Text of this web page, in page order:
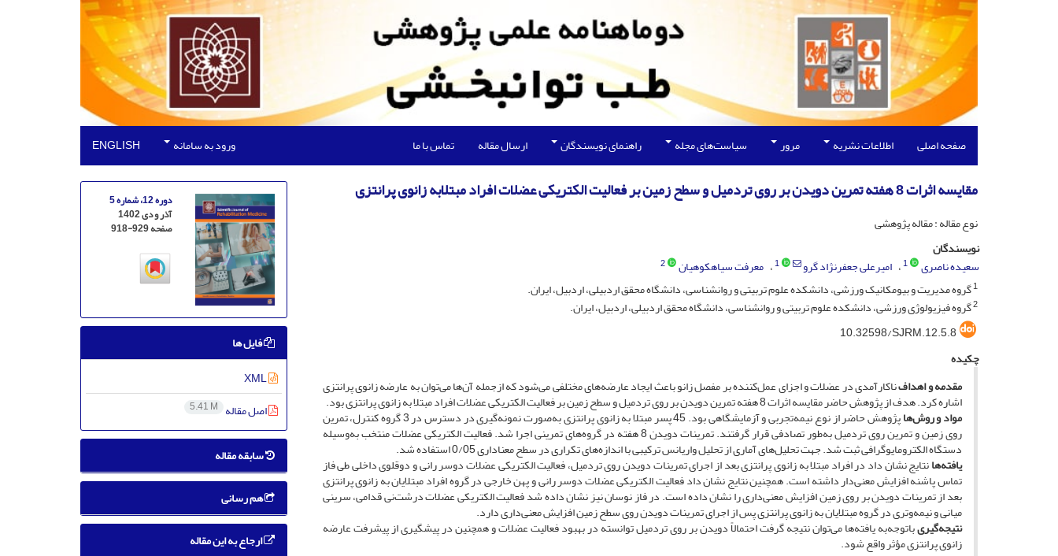
صفحه اصلی اطلاعات نشریه مرور سیاست‌های مجله راهنمای نویسندگان ارسال مقاله تماس با ما ورود به سامانه ENGLISH
مقایسه اثرات 8 هفته تمرین دویدن بر روی تردمیل و سطح زمین بر فعالیت الکتریکی عضلات افراد مبتلابه زانوی پرانتزی
نوع مقاله : مقاله پژوهشی
نویسندگان
سعیده ناصری
1 امیرعلی جعفرنژاد گرو 1 معرفت سیاهکوهیان
2
1گروه مدیریت و بیومکانیک ورزشی، دانشکده علوم تربیتی و روانشناسی، دانشگاه محقق اردبیلی، اردبیل، ایران.
2گروه فیزیولوژی ورزشی، دانشکده علوم تربیتی و روانشناسی، دانشگاه محقق اردبیلی، اردبیل، ایران.
10.32598/SJRM.12.5.8
چکیده
مقدمه و اهدافناکارآمدی در عضلات و اجزای عمل‌کننده بر مفصل زانو باعث ایجاد عارضه‌های مختلفی می‌شود که از‌جمله آن‌ها می‌توان به عارضه زانوی پرانتزی
اشاره کرد. هدف از پژوهش حاضر مقایسه اثرات 8 هفته تمرین دویدن بر روی تردمیل و سطح زمین بر فعالیت الکتریکی عضلات افراد مبتلا به زانوی پرانتزی بود.
مواد و روش‌ها پژوهش حاضر از نوع نیمه‌تجربی و آزمایشگاهی بود. 45 پسر مبتلا به زانوی پرانتزی به‌صورت نمونه‌گیری در دسترس در 3 گروه کنترل، تمرین
روی زمین و تمرین روی تردمیل به‌طور تصادفی قرار گرفتند. تمرینات دویدن 8 هفته در گروه‌های تمرینی اجرا شد. فعالیت الکتریکی عضلات منتخب به‌وسیله
دستگاه الکترومایوگرافی ثبت شد. جهت تحلیل‌های آماری از تحلیل واریانس ترکیبی با اندازه‌های تکراری در سطح معناداری 0/05 استفاده شد.
یافته‌هانتایج نشان داد در افراد مبتلا به زانوی پرانتزی بعد از اجرای تمرینات دویدن روی تردمیل، فعالیت الکتریکی عضلات دوسر رانی و دوقلوی داخلی طی فاز
تماس پاشنه افزایش معنی‌دار داشته است. همچنین نتایج نشان داد فعالیت الکتریکی عضلات دوسر رانی و پهن خارجی در گروه افراد مبتلایان به زانوی پرانتزی
بعد از تمرینات دویدن بر روی زمین افزایش معنی‌داری را نشان داده است. در فاز نوسان نیز نشان داده شد فعالیت الکتریکی عضلات درشت‌نی قدامی، سرینی
میانی و نیمه‌وتری در گروه مبتلایان به زانوی پرانتزی پس از اجرای تمرینات دویدن روی سطح زمین افزایش معنی‌داری دارد.
نتیجه‌گیریبا‌توجه‌به یافته‌ها می‌توان نتیجه گرفت احتمالاً دویدن بر روی تردمیل توانسته در بهبود فعالیت عضلات و همچنین در پیشگیری از پیشرفت عارضه
زانوی پرانتزی مؤثر واقع شود.
دوره 12، شماره 5
آذر و دی 1402
صفحه918-929
فایل ها
XML
اصل مقاله 5.41 M
سابقه مقاله
هم رسانی
ارجاع به این مقاله